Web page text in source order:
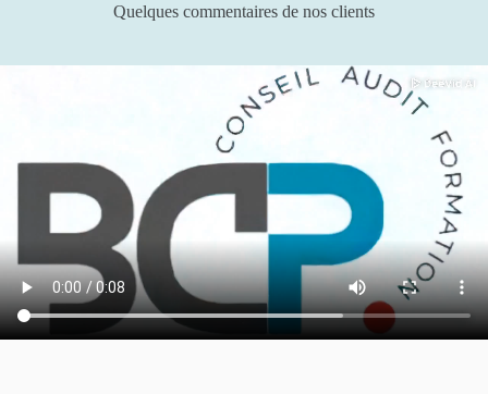
Quelques commentaires de nos clients